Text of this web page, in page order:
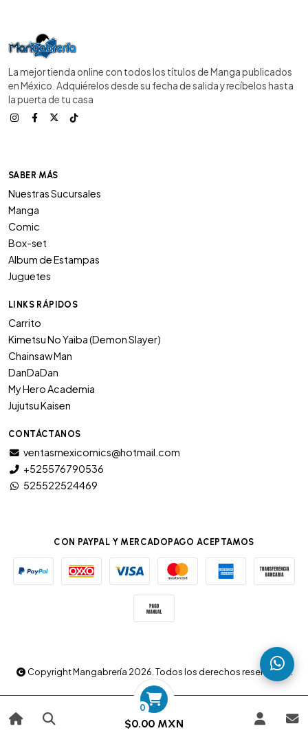
0
$0.00 MXN
La mejor tienda online con todos los títulos de Manga publicados
en México. Adquiérelos desde su fecha de salida y recíbelos hasta
la puerta de tu casa
SABER MÁS
Nuestras Sucursales
Manga
Comic
Box-set
Album de Estampas
Juguetes
LINKS RÁPIDOS
Carrito
Kimetsu No Yaiba (Demon Slayer)
Chainsaw Man
DanDaDan
My Hero Academia
Jujutsu Kaisen
CONTÁCTANOS
ventasmexicomics@hotmail.com
+525576790536
525522524469
CON PAYPAL Y MERCADOPAGO ACEPTAMOS
Copyright Mangabrería 2026. Todos los derechos reservados.